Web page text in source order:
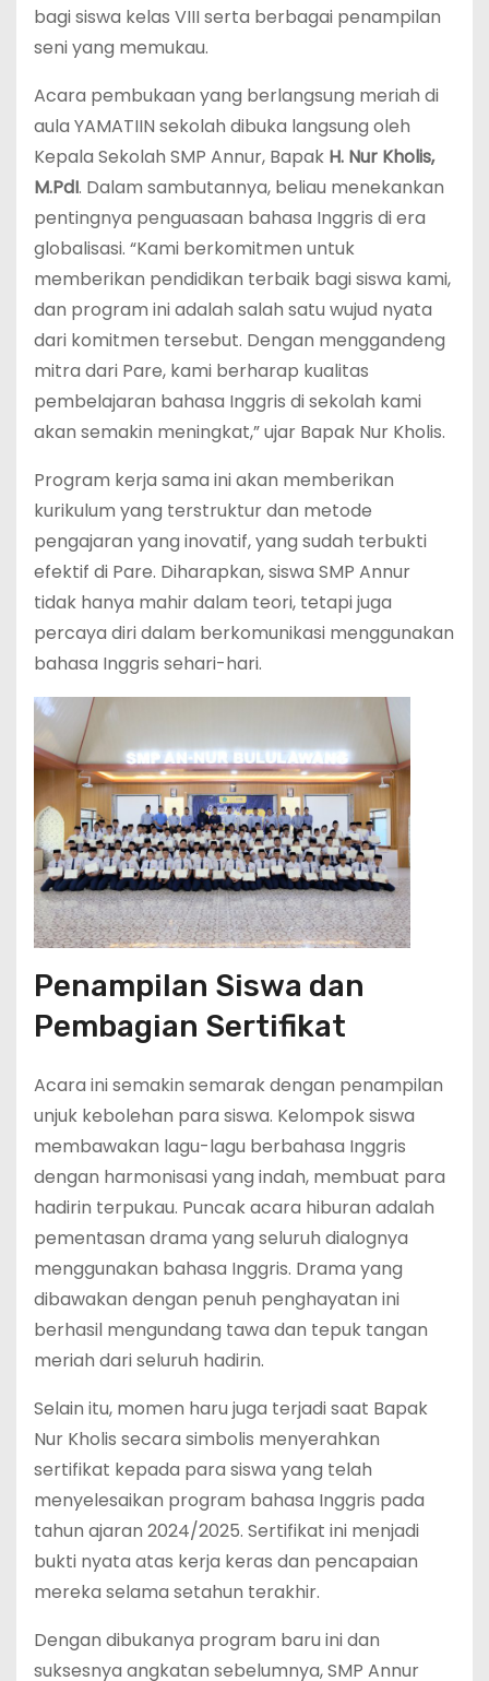
bagi siswa kelas VIII serta berbagai penampilan
seni yang memukau.
Acara pembukaan yang berlangsung meriah di
aula YAMATIIN sekolah dibuka langsung oleh
Kepala Sekolah SMP Annur, Bapak H. Nur Kholis,
M.PdI. Dalam sambutannya, beliau menekankan
pentingnya penguasaan bahasa Inggris di era
globalisasi. “Kami berkomitmen untuk
memberikan pendidikan terbaik bagi siswa kami,
dan program ini adalah salah satu wujud nyata
dari komitmen tersebut. Dengan menggandeng
mitra dari Pare, kami berharap kualitas
pembelajaran bahasa Inggris di sekolah kami
akan semakin meningkat,” ujar Bapak Nur Kholis.
Program kerja sama ini akan memberikan
kurikulum yang terstruktur dan metode
pengajaran yang inovatif, yang sudah terbukti
efektif di Pare. Diharapkan, siswa SMP Annur
tidak hanya mahir dalam teori, tetapi juga
percaya diri dalam berkomunikasi menggunakan
bahasa Inggris sehari-hari.
Penampilan Siswa dan
Pembagian Sertifikat
Acara ini semakin semarak dengan penampilan
unjuk kebolehan para siswa. Kelompok siswa
membawakan lagu-lagu berbahasa Inggris
dengan harmonisasi yang indah, membuat para
hadirin terpukau. Puncak acara hiburan adalah
pementasan drama yang seluruh dialognya
menggunakan bahasa Inggris. Drama yang
dibawakan dengan penuh penghayatan ini
berhasil mengundang tawa dan tepuk tangan
meriah dari seluruh hadirin.
Selain itu, momen haru juga terjadi saat Bapak
Nur Kholis secara simbolis menyerahkan
sertifikat kepada para siswa yang telah
menyelesaikan program bahasa Inggris pada
tahun ajaran 2024/2025. Sertifikat ini menjadi
bukti nyata atas kerja keras dan pencapaian
mereka selama setahun terakhir.
Dengan dibukanya program baru ini dan
suksesnya angkatan sebelumnya, SMP Annur